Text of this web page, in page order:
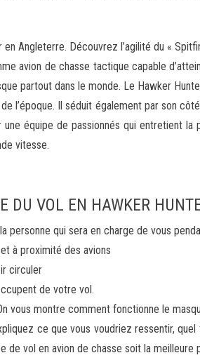
Angleterre. Découvrez l’agilité du «
avion de chasse tactique capable
partout dans le monde. Le Hawker
l’époque. Il séduit également par son
équipe de passionnés qui entretient la
vitesse.
DU VOL EN HAWKER
personne qui sera en charge de vous
à proximité des avions
circuler
de votre vol.
vous montre comment fonctionne le
ce que vous voudriez ressentir,
vol en avion de chasse soit la meilleure